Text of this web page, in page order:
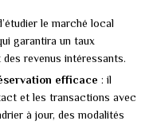
le marché local
garantira un taux
revenus intéressants.
efficace : il
et les transactions avec
à jour, des modalités